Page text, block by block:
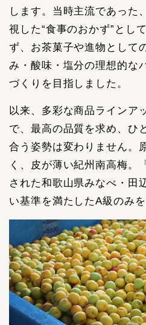
します。当時主流であった
視した“食事のおかず”とし
ず、お茶菓子や進物として
み・酸味・塩分の理想的な
づくりを目指しました。
以来、多彩な商品ラインア
で、最高の品質を求め、ひ
合う姿勢は変わりません。
く、皮が薄い紀州南高梅。
された和歌山県みなべ・田
い基準を満たしたA級のみ